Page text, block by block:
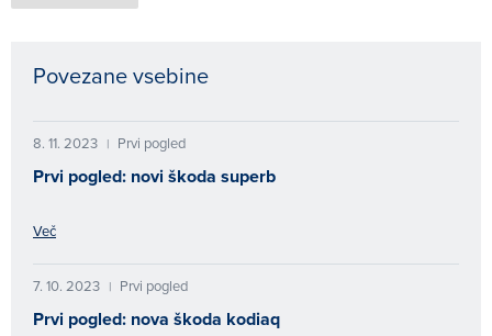
Povezane vsebine
8. 11. 2023 | Prvi pogled
Prvi pogled: novi škoda superb
Več
7. 10. 2023 | Prvi pogled
Prvi pogled: nova škoda kodiaq